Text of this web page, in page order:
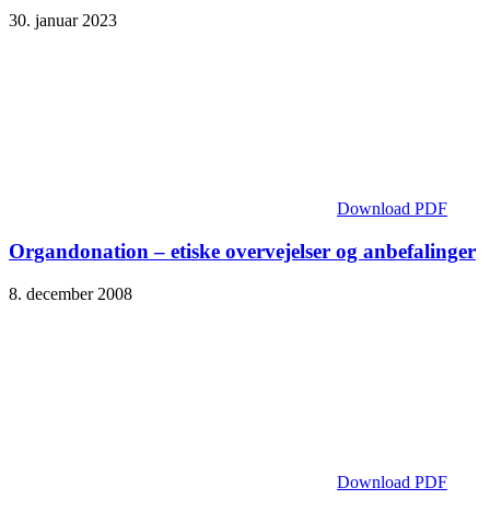
30. januar 2023
Download PDF
Organdonation – etiske overvejelser og anbefalinger
8. december 2008
Download PDF